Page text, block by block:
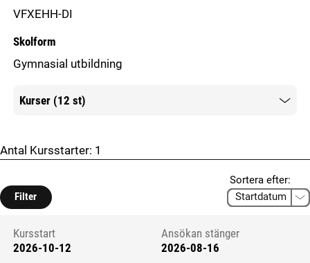
VFXEHH-DI
Skolform
Gymnasial utbildning
Kurser (12 st)
Mer information
Antal Kursstarter: 1
Filter
Sortera efter:
Kursstart 6215594
Kursstart
2026-10-12
Ansökan stänger
2026-08-16